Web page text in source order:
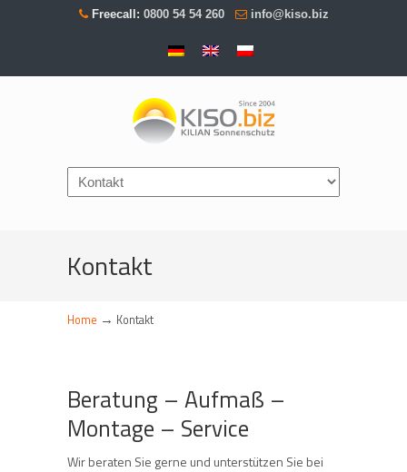
Freecall: 0800 54 54 260 info@kiso.biz
Navigation
Kontakt
Home → Kontakt
Beratung – Aufmaß –
Montage – Service
Wir beraten Sie gerne und unterstützen Sie bei